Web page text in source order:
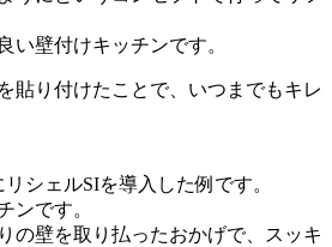
い壁付けキッチンです。
貼り付けたことで、いつまでもキレ
シェルSIを導入した例です。
ンです。
の壁を取り払ったおかげで、スッキ